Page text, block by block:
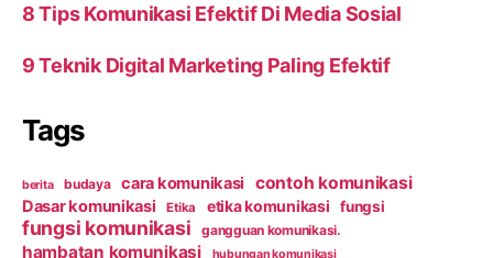
8 Tips Komunikasi Efektif Di Media Sosial
9 Teknik Digital Marketing Paling Efektif
Tags
berita budaya cara komunikasi contoh komunikasi
Dasar komunikasi Etika etika komunikasi fungsi
fungsi komunikasi gangguan komunikasi.
hambatan komunikasi hubungan komunikasi